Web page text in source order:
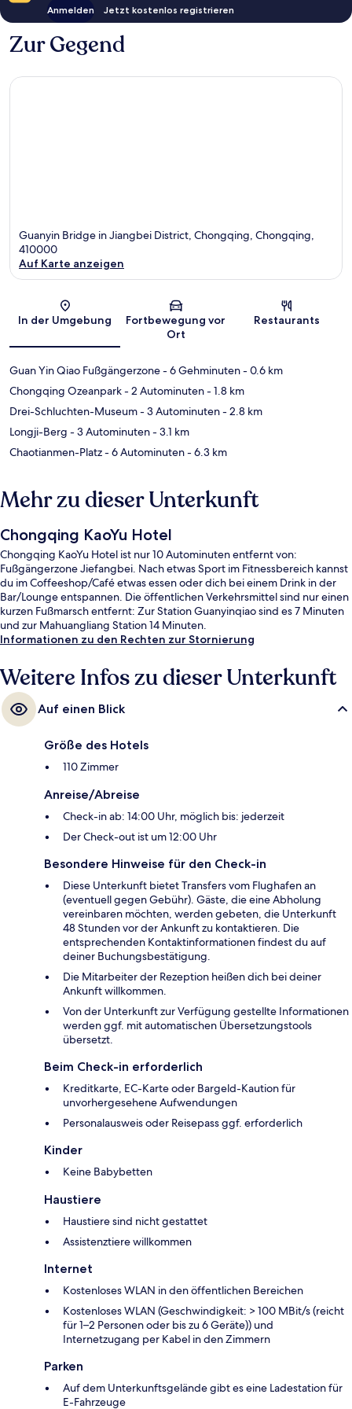
Anmelden Jetzt kostenlos registrieren
Zur Gegend
Guanyin Bridge in Jiangbei District, Chongqing, Chongqing,
410000
Auf Karte anzeigen
In der Umgebung
Fortbewegung vor
Ort
Restaurants
Guan Yin Qiao Fußgängerzone- 6 Gehminuten- 0.6 km
Chongqing Ozeanpark- 2 Autominuten- 1.8 km
Drei-Schluchten-Museum- 3 Autominuten- 2.8 km
Longji-Berg - 3 Autominuten- 3.1 km
Chaotianmen-Platz- 6 Autominuten- 6.3 km
Mehr zu dieser Unterkunft
Chongqing KaoYu Hotel
Chongqing KaoYu Hotel ist nur 10 Autominuten entfernt von:
Fußgängerzone Jiefangbei. Nach etwas Sport im Fitnessbereich kannst
du im Coffeeshop/Café etwas essen oder dich bei einem Drink in der
Bar/Lounge entspannen. Die öffentlichen Verkehrsmittel sind nur einen
kurzen Fußmarsch entfernt: Zur Station Guanyinqiao sind es 7 Minuten
und zur Mahuangliang Station 14 Minuten.
Informationen zu den Rechten zur Stornierung
Weitere Infos zu dieser Unterkunft
Auf einen Blick
Größe des Hotels
110 Zimmer
Anreise/Abreise
Check-in ab: 14:00 Uhr, möglich bis: jederzeit
Der Check-out ist um 12:00 Uhr
Besondere Hinweise für den Check-in
Diese Unterkunft bietet Transfers vom Flughafen an
(eventuell gegen Gebühr). Gäste, die eine Abholung
vereinbaren möchten, werden gebeten, die Unterkunft
48 Stunden vor der Ankunft zu kontaktieren. Die
entsprechenden Kontaktinformationen findest du auf
deiner Buchungsbestätigung.
Die Mitarbeiter der Rezeption heißen dich bei deiner
Ankunft willkommen.
Von der Unterkunft zur Verfügung gestellte Informationen
werden ggf. mit automatischen Übersetzungstools
übersetzt.
Beim Check-in erforderlich
Kreditkarte, EC-Karte oder Bargeld-Kaution für
unvorhergesehene Aufwendungen
Personalausweis oder Reisepass ggf. erforderlich
Kinder
Keine Babybetten
Haustiere
Haustiere sind nicht gestattet
Assistenztiere willkommen
Internet
Kostenloses WLAN in den öffentlichen Bereichen
Kostenloses WLAN (Geschwindigkeit: > 100 MBit/s (reicht
für 1–2 Personen oder bis zu 6 Geräte)) und
Internetzugang per Kabel in den Zimmern
Parken
Auf dem Unterkunftsgelände gibt es eine Ladestation für
E-Fahrzeuge